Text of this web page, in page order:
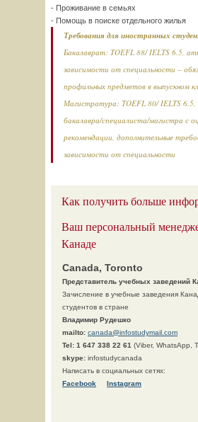
- Проживание в семьях
- Помощь в поиске отдельного жилья
Требования для иностранных
Бакалаврат: TOEFL 88/ IELTS 6.5,
зависимости от специальности –
профильных предметов в выпускном
Магистратура: TOEFL 80/ IELTS 6.5,
бакалавра/специалиста/магистра с
рекомендации, дополнительные
зависимости от специальности
Как получить больше
Ваш персональный
Канаде
Canada, Toronto
Представитель учебных заведений
Зачисление в учебные заведения
студентов в стране
Владимир Рудешко
mailto: canada@infostudymail.com
Tel: 1 647 338 22 61 (Viber, WhatsApp,
skype: infostudycanada
Написать в социальных сетях:
Facebook
Instagram